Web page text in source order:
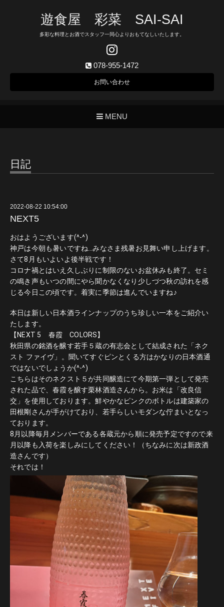
遊食屋 彩菜 SAI‐SAI
多彩な料理とお酒でスタッフ一同心よりおもてなしいたします。
078-955-1472
お問い合わせ
MENU
日記
2022-08-22 10:54:00
NEXT5
おはようございます(^-^)
神戸は今朝も暑いですね…みなさま残暑お見舞い申し上げます。
さて8月もいよいよ後半戦です！
コロナ禍とはいえ久しぶりに制限のないお盆休みも終了。セミ
の鳴き声もいつの間にやら聞かなくなり少しづつ秋の訪れを感
じる今日この頃です。着実に季節は進んでいますね♪
本日は新しい日本酒ラインナップのうち珍しい一本をご紹介い
たします。
【NEXT 5 春霞 COLORS】
秋田県の銘酒を醸す若手５蔵の有志会として結成された「ネク
スト ファイヴ」。聞いてすぐピンとくる方はかなりの日本酒通
ではないでしょうか(^-^)
こちらはそのネクスト５が共同醸造にて今期第一弾として発売
された品で、春霞を醸す栗林酒造さんから。お米は「改良信
交」を使用しております。鮮やかなピンクのボトルは建築家の
田根剛さんが手がけており、若手らしいモダンな佇まいとなっ
ております。
8月以降毎月メンバーである各蔵元から順に発売予定ですので来
月以降も入荷を楽しみにしてください！（ちなみに次は新政酒
造さんです）
それでは！